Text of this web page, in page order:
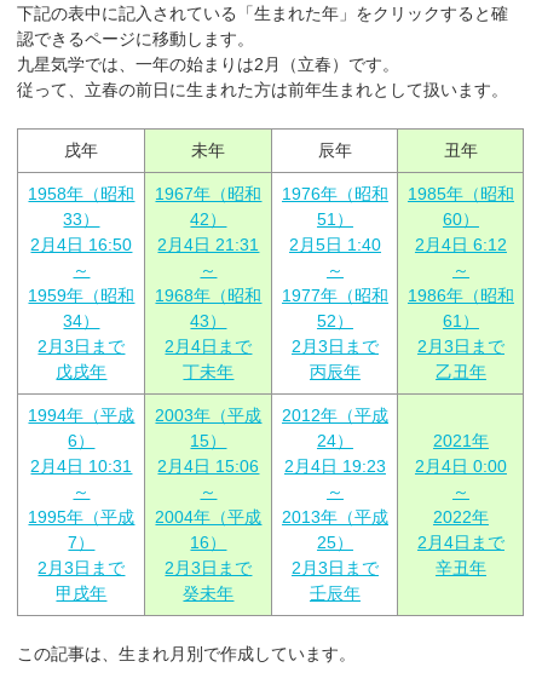
下記の表中に記入されている「生まれた年」をクリックすると確
認できるページに移動します。
九星気学では、一年の始まりは2月（立春）です。
従って、立春の前日に生まれた方は前年生まれとして扱います。
戌年 未年 辰年 丑年
1958年（昭和
33）
2月4日 16:50
～
1959年（昭和
34）
2月3日まで
戊戌年
1967年（昭和
42）
2月4日 21:31
～
1968年（昭和
43）
2月4日まで
丁未年
1976年（昭和
51）
2月5日 1:40
～
1977年（昭和
52）
2月3日まで
丙辰年
1985年（昭和
60）
2月4日 6:12
～
1986年（昭和
61）
2月3日まで
乙丑年
1994年（平成
6）
2月4日 10:31
～
1995年（平成
7）
2月3日まで
甲戌年
2003年（平成
15）
2月4日 15:06
～
2004年（平成
16）
2月3日まで
癸未年
2012年（平成
24）
2月4日 19:23
～
2013年（平成
25）
2月3日まで
壬辰年
2021年
2月4日 0:00
～
2022年
2月4日まで
辛丑年
この記事は、生まれ月別で作成しています。